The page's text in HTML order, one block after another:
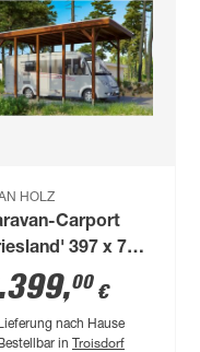
HOLZ
Carport
397 x 708
nussbaum
,00 €
Lieferung nach Hause
Bestellbar in Troisdorf